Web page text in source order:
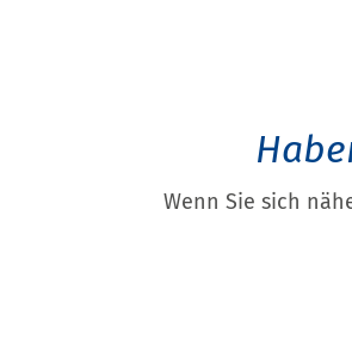
Wenn Sie sich